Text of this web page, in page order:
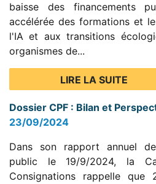
baisse des financements
accélérée des formations et
l'IA et aux transitions
organismes de...
LIRE LA SUITE
Dossier CPF : Bilan et
23/09/2024
Dans son rapport annuel
public le 19/9/2024, la
Consignations rappelle